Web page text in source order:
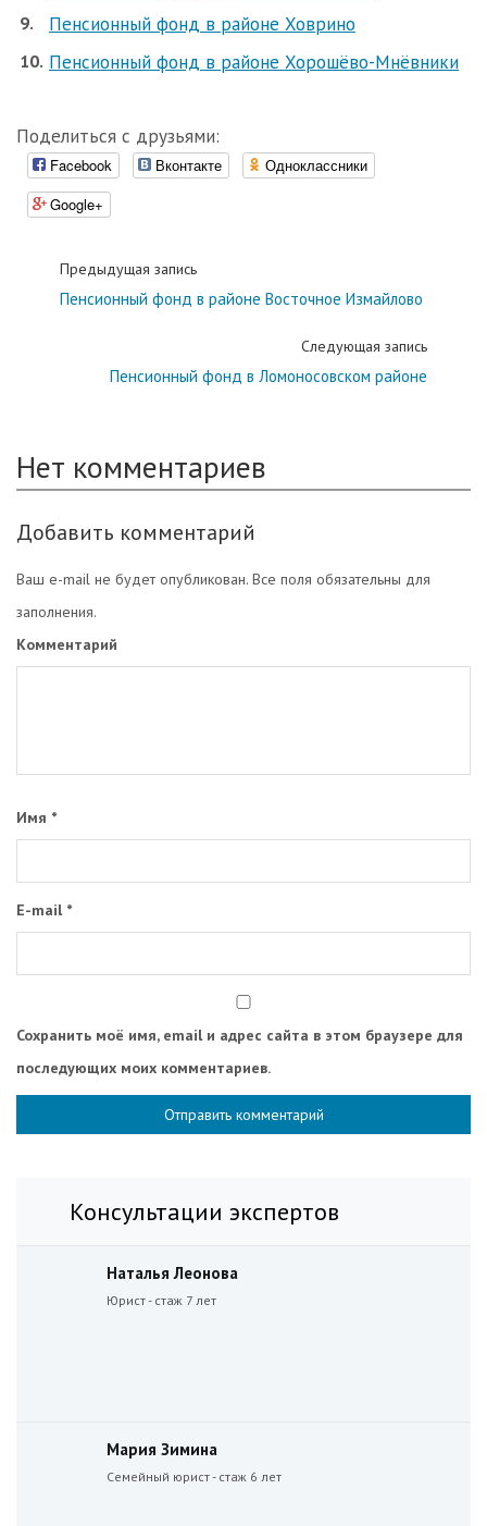
Пенсионный фонд в районе Ховрино
Пенсионный фонд в районе Хорошёво-Мнёвники
Поделиться с друзьями:
Facebook Вконтакте
Одноклассники
Google+
Предыдущая запись
Пенсионный фонд в районе Восточное Измайлово
Следующая запись
Пенсионный фонд в Ломоносовском районе
Нет комментариев
Добавить комментарий
Ваш e-mail не будет опубликован. Все поля обязательны для
заполнения.
Комментарий
Имя *
E-mail *
Сохранить моё имя, email и адрес сайта в этом браузере для
последующих моих комментариев.
Консультации экспертов
Наталья Леонова
Юрист - стаж 7 лет
Мария Зимина
Семейный юрист - стаж 6 лет